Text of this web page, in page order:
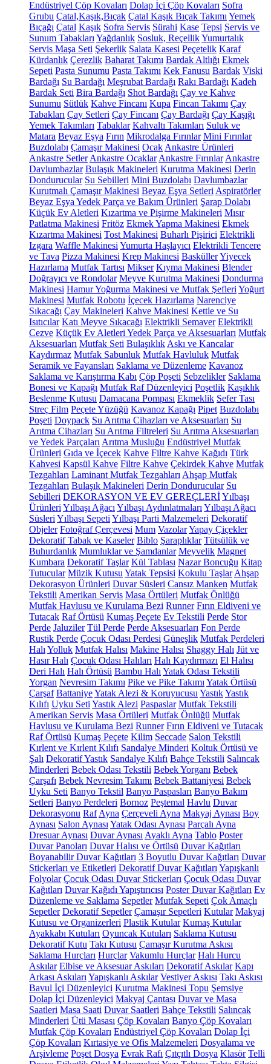
Endüstriyel Çöp Kovaları Dolap İçi Çöp Kovaları Sofra
Grubu Çatal,Kaşık,Bıçak Çatal Kaşık Bıçak Takımı Yemek
Bıçağı Çatal Kaşık Sofra Servis Sürahi Kase Tepsi Servis ve
Sunum Tabakları Yağdanlık Sosluk, ReçellikYumurtalık
Servis Maşa Seti Şekerlik Salata Kasesi Peçetelik Karaf
Kürdanlık Çerezlik Baharat Takımı Bardak Altlığı Ekmek
Sepeti Pasta Sunumu Pasta Takımı Kek Fanusu Bardak Viski
Bardağı Su Bardağı Meşrubat Bardağı Rakı Bardağı Kadeh
Bardak Seti Bira Bardağı Shot Bardağı Çay ve Kahve
Sunumu Sütlük Kahve Fincanı Kupa Fincan Takımı Çay
Tabakları Çay Setleri Çay Fincanı Çay Bardağı Çay Kaşığı
Yemek Takımları Tabaklar Kahvaltı Takımları Suluk ve
Matara Beyaz Eşya Fırın Mikrodalga Fırınlar Mini Fırınlar
Buzdolabı Çamaşır Makinesi Ocak Ankastre Ürünleri
Ankastre Setler Ankastre Ocaklar Ankastre Fırınlar Ankastre
Davlumbazlar Bulaşık Makineleri Kurutma Makinesi Derin
Dondurucular Su Sebilleri Mini Buzdolabı Davlumbazlar
Kurutmalı Çamaşır Makinesi Beyaz Eşya Setleri Aspiratörler
Beyaz Eşya Yedek Parça ve Bakım Ürünleri Şarap Dolabı
Küçük Ev Aletleri Kızartma ve Pişirme Makineleri Mısır
Patlatma Makinesi Fritöz Ekmek Yapma Makinesi Ekmek
Kızartma Makinesi Tost Makinesi Buharlı Pişirici Elektrikli
Izgara Waffle Makinesi Yumurta Haşlayıcı Elektrikli Tencere
ve Tava Pizza Makinesi Krep Makinesi BasküllerYiyecek
Hazırlama Mutfak Tartısı Mikser Kıyma Makinesi Blender
Doğrayıcı ve Rondolar Meyve Kurutma Makinesi Dondurma
Makinesi Hamur Yoğurma Makinesi ve Mutfak Şefleri Yoğurt
Makinesi Mutfak Robotu İçecek Hazırlama Narenciye
Sıkacağı Çay Makineleri Kahve Makinesi Kettle ve Su
Isıtıcılar Katı Meyve Sıkacağı Elektrikli Semaver Elektrikli
Cezve Küçük Ev Aletleri Yedek Parça ve Aksesuarları Mutfak
Aksesuarları Mutfak Seti Bulaşıklık Askı ve Kancalar
Kaydırmaz Mutfak Sabunluk Mutfak Havluluk Mutfak
Seramik ve Fayansları Saklama ve Düzenleme Kavanoz
Saklama ve Karıştırma Kabı Çöp Poşeti Sebzelikler Saklama
Bonesi ve Kapağı Mutfak Raf Düzenleyici Poşetlik Kaşıklık
Beslenme Kutusu Damacana Pompası Ekmeklik Sefer Tası
Streç Film Peçete Yüzüğü Kavanoz Kapağı Pipet Buzdolabı
Poşeti Doypack Su Arıtma Cihazları ve Aksesuarları Su
Arıtma Cihazları Su Arıtma Filtreleri Su Arıtma Aksesuarları
ve Yedek Parçaları Arıtma Musluğu Endüstriyel Mutfak
Ürünleri Gıda ve İçecek Kahve Filtre Kahve Kağıdı Türk
Kahvesi Kapsül Kahve Filtre Kahve Çekirdek Kahve Mutfak
Tezgahları Laminant Mutfak Tezgahları Ahşap Mutfak
Tezgahları Bulaşık Makineleri Derin Dondurucular Su
Sebilleri DEKORASYON VE EV GEREÇLERİYılbaşı
Ürünleri Yılbaşı Ağacı Yılbaşı Aydınlatmaları Yılbaşı Ağacı
Süsleri Yılbaşı Sepeti Yılbaşı Parti Malzemeleri Dekoratif
Objeler Fotoğraf Çerçevesi Mum VazolarYapay Çiçekler
Dekoratif Tabak ve Kaseler Biblo Şaraplıklar Tütsülük ve
Buhurdanlık Mumluklar ve Şamdanlar Meyvelik Magnet
Kumbara Dekoratif Taşlar Kül Tablası Nazar Boncuğu Kitap
Tutucular Müzik Kutusu Yatak Tepsisi Kokulu Taşlar Ahşap
Dekorasyon Ürünleri Duvar Süsleri Cansız Manken Mutfak
Tekstili Amerikan Servis Masa Örtüleri Mutfak Önlüğü
Mutfak Havlusu ve Kurulama Bezi Runner Fırın Eldiveni ve
Tutacak Raf Örtüsü Kumaş Peçete Ev Tekstili Perde Stor
Perde Jaluziler Tül Perde Perde Aksesuarları Fon Perde
Rustik Perde Çocuk Odası Perdesi Güneşlik Mutfak Perdeleri
Halı Yolluk Mutfak Halısı Makine Halısı Shaggy Halı Jüt ve
Hasır Halı Çocuk Odası Halıları Halı Kaydırmazı El Halısı
Deri Halı Halı Örtüsü Bambu Halı Yatak Odası Tekstili
Yorgan Nevresim Takımı Pike ve Pike Takımı Yatak Örtüsü
Çarşaf BattaniyeYatak Alezi & Koruyucusu YastıkYastık
Kılıfı Uyku Seti Yastık Alezi Paspaslar Mutfak Tekstili
Amerikan Servis Masa Örtüleri Mutfak Önlüğü Mutfak
Havlusu ve Kurulama Bezi Runner Fırın Eldiveni ve Tutacak
Raf Örtüsü Kumaş Peçete Kilim Seccade Salon Tekstili
Kırlent ve Kırlent Kılıfı Sandalye Minderi Koltuk Örtüsü ve
Şalı Dekoratif Yastık Sandalye Kılıfı Bahçe Tekstili Salıncak
Minderleri Bebek Odası Tekstili Bebek Yorganı Bebek
Çarşafı Bebek Nevresim Takımı Bebek Battaniyesi Bebek
Uyku Seti Banyo Tekstil Banyo Paspasları Banyo Bakım
Setleri Banyo Perdeleri Bornoz Peştemal Havlu Duvar
Dekorasyonu Raf Ayna Çerçeveli Ayna Makyaj Aynası Boy
Aynası Salon Aynası Yatak Odası Aynası Parçalı Ayna
Dresuar Aynası Duvar Aynası Ayaklı Ayna Tablo Poster
Duvar Panoları Duvar Halısı ve Örtüsü Duvar Kağıtları
Boyanabilir Duvar Kağıtları 3 Boyutlu Duvar Kağıtları Duvar
Stickerları ve Etiketleri Dekoratif Duvar Kağıtları Yapışkanlı
Folyolar Çocuk Odası Duvar Stickerları Çocuk Odası Duvar
Kağıtları Duvar Kağıdı Yapıştırıcısı Poster Duvar Kağıtları Ev
Düzenleme ve Saklama Sepetler Mutfak Sepeti Çok Amaçlı
Sepetler Dekoratif Sepetler Çamaşır Sepetleri Kutular Makyaj
Kutusu ve Organizerleri Plastik Kutular Kumaş Kutular
Ayakkabı Kutuları Oyuncak Kutuları Saklama Kutusu
Dekoratif Kutu Takı Kutusu Çamaşır Kurutma Askısı
Saklama Hurçları Hurçlar Vakumlu Hurçlar Halı Hurcu
Askılar Elbise ve Aksesuar Askıları Dekoratif Askılar Kapı
Arkası Askıları Yapışkanlı Askılar Vestiyer Askısı Takı Askısı
Bavul İçi Düzenleyici Kurutma Makinesi Topu Şemsiye
Dolap İçi Düzenleyici Makyaj Çantası Duvar ve Masa
Saatleri Masa Saati Duvar Saatleri Bahçe Tekstili Salıncak
Minderleri Ütü Masası Çöp Kovaları Banyo Çöp Kovaları
Mutfak Çöp Kovaları Endüstriyel Çöp Kovaları Dolap İçi
Çöp Kovaları Kırtasiye ve Ofis Malzemeleri Dosyalama ve
Arşivleme Poşet Dosya Evrak Rafı Çıtçıtlı Dosya Klasör Telli